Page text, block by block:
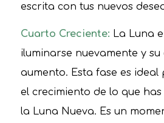
escrita con tus nuevos
Cuarto Creciente: La Luna
iluminarse nuevamente y
aumento. Esta fase es
el crecimiento de lo que
la Luna Nueva. Es un